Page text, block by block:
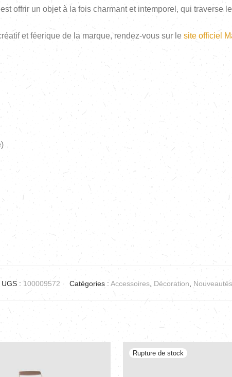
offrir un objet à la fois charmant et intemporel, qui traverse
et féerique de la marque, rendez-vous sur le site officiel
UGS : 100009572 Catégories : Accessoires, Décoration, Nouveautés